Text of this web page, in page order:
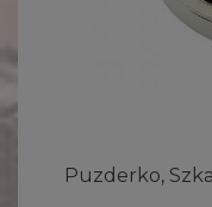
Puzderko,